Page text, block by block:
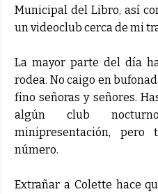
Municipal del Libro, así
un videoclub cerca de mi
La mayor parte del día
rodea. No caigo en
fino señoras y señores.
algún club
minipresentación,
número.
Extrañar a Colette hace